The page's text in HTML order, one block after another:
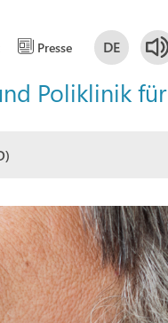
Presse DE
Deutsch
DE
Poliklinik für